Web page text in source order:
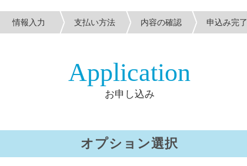
情報入力 支払い方法 内容の確認 申込み完了
Application
お申し込み
オプション選択